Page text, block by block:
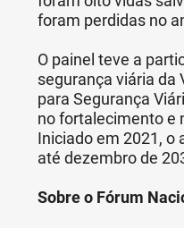
foram perdidas no
O painel teve a
segurança viária da
para Segurança
no fortalecimento e
Iniciado em 2021, o
até dezembro de
Sobre o Fórum